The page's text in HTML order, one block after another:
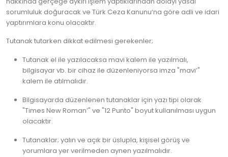
sorumluluk doğuracak ve Türk Ceza Kanunu‘na göre adli ve idari
yaptırımlara konu olacaktır.
Tutanak tutarken dikkat edilmesi gerekenler;
Tutanak el ile yazılacaksa mavi kalem ile yazılmalı,
bilgisayar vb. bir cihaz ile düzenleniyorsa imza "mavi’"
kalem ile atılmalıdır.
Bilgisayarda düzenlenen tutanaklar için yazı tipi olarak
"Times New Roman’" ve "12 Punto" boyut kullanılması uygun
olacaktır.
Tutanaklar; yalın ve açık bir üslupla, kişisel görüş ve
yorumlara yer verilmeden aynen yazılmalıdır.